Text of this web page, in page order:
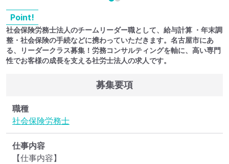
Point!
社会保険労務士法人のチームリーダー職として、給与計算 ・年末調
整・社会保険の手続などに携わっていただきます。名古屋市にあ
る、リーダークラス募集！労務コンサルティングを軸に、高い専門
性でお客様の成長を支える社労士法人の求人です。
募集要項
職種
社会保険労務士
仕事内容
【仕事内容】